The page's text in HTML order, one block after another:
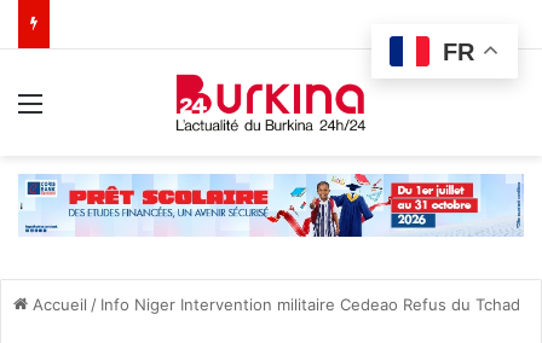
Accueil / Info Niger Intervention militaire Cedeao Refus du Tchad
FR